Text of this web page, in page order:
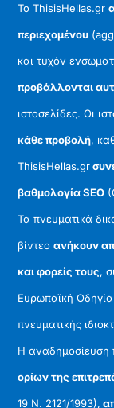
Το ThisisHellas.gr
περιεχομένου
και τυχόν
προβάλλονται
ιστοσελίδες. Οι
κάθε προβολή,
ThisisHellas.gr
βαθμολογία SEO
Τα πνευματικά
βίντεοανήκουν
και φορείς τους,
Ευρωπαϊκή
πνευματικής
Η αναδημοσίευση
ορίων της
19 Ν. 2121/1993),